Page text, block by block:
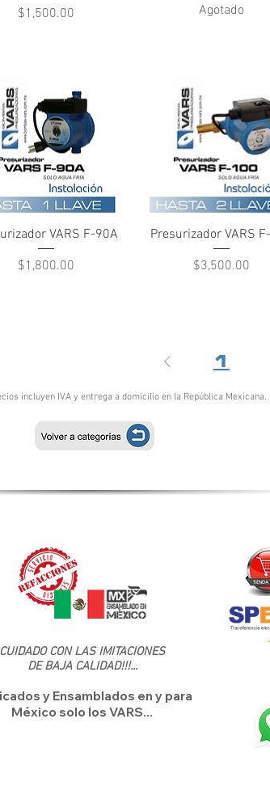
Precio
$1,500.00
Agotado
Vista rápidaVARS F-90A
Precio
$1,800.00
Vista rápida
Presurizador VARS
Precio
$3,500.00
1
incluyen IVA y entrega a domicilio en la República Mexicana.
CUIDADO CON LAS IMITACIONES
DE BAJA CALIDAD!!!...
y Ensamblados en y para
México solo los VARS...